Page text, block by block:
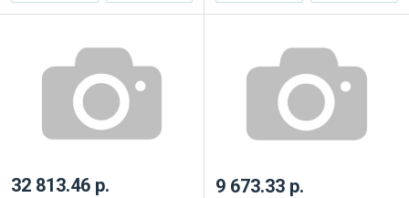
32 813.46 р. 9 673.33 р.